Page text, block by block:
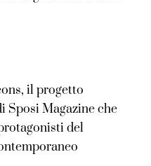
il progetto
Sposi Magazine che
del